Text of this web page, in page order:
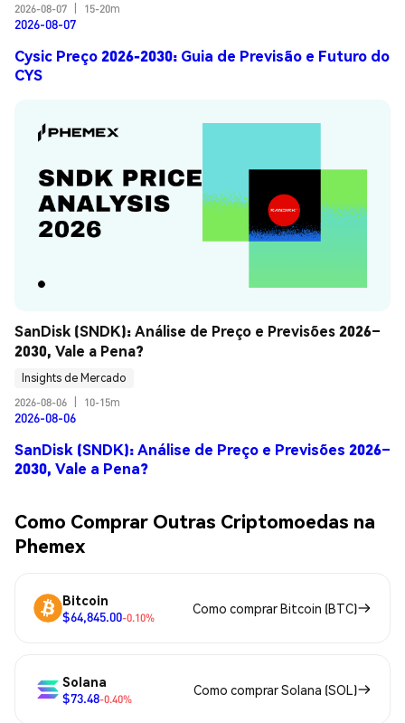
2026-08-07
15-20m
2026-08-07
Cysic Preço 2026-2030: Guia de Previsão e Futuro do
CYS
SanDisk (SNDK): Análise de Preço e Previsões 2026–
2030, Vale a Pena?
Insights de Mercado
2026-08-06
10-15m
2026-08-06
SanDisk (SNDK): Análise de Preço e Previsões 2026–
2030, Vale a Pena?
Como Comprar Outras Criptomoedas na
Phemex
Bitcoin
$64,845.00-0.10%
Como comprar Bitcoin (BTC)
Solana
$73.48-0.40%
Como comprar Solana (SOL)